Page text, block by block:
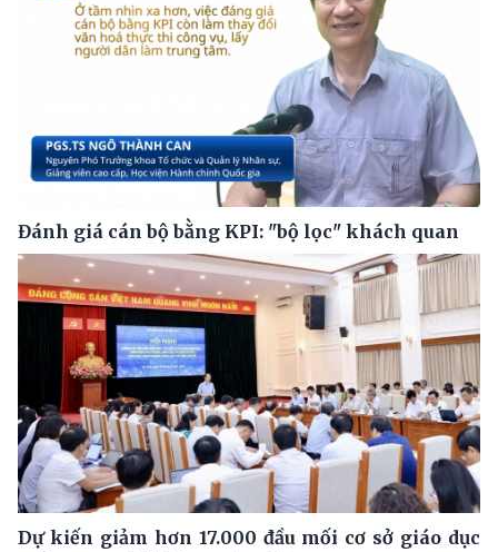
Đánh giá cán bộ bằng KPI: "bộ lọc" khách quan
Dự kiến giảm hơn 17.000 đầu mối cơ sở giáo dục